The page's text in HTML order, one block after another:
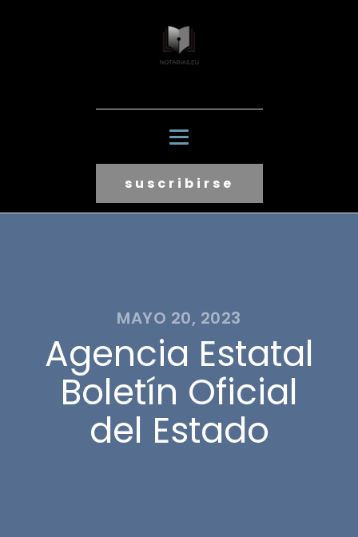
suscribirse
MAYO 20, 2023
Agencia Estatal
Boletín Oficial
del Estado